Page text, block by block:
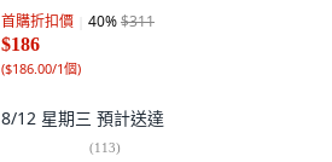
首購折扣價 40%$311
$186
($186.00/1個)
8/12 星期三 預計送達
(113)